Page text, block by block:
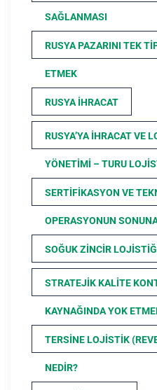
SAĞLANMASI
RUSYA PAZARINI TEK
ETMEK
RUSYA İHRACAT
RUSYA’YA İHRACAT VE
YÖNETIMI – TURU
SERTIFIKASYON VE
OPERASYONUN
SOĞUK ZINCIR
STRATEJIK KALITE
KAYNAĞINDA YOK
TERSINE LOJISTIK
NEDIR?